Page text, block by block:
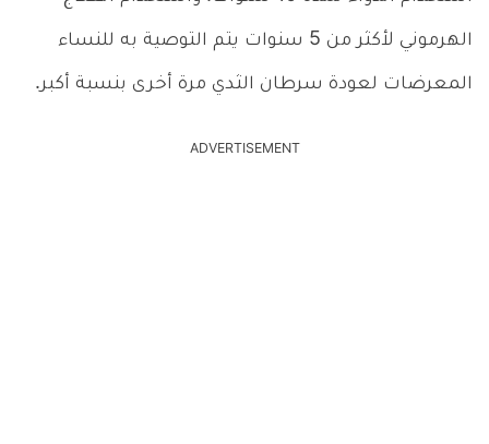
الهرموني لأكثر من 5 سنوات يتم التوصية به للنساء
المعرضات لعودة سرطان الثدي مرة أخرى بنسبة أكبر.
ADVERTISEMENT